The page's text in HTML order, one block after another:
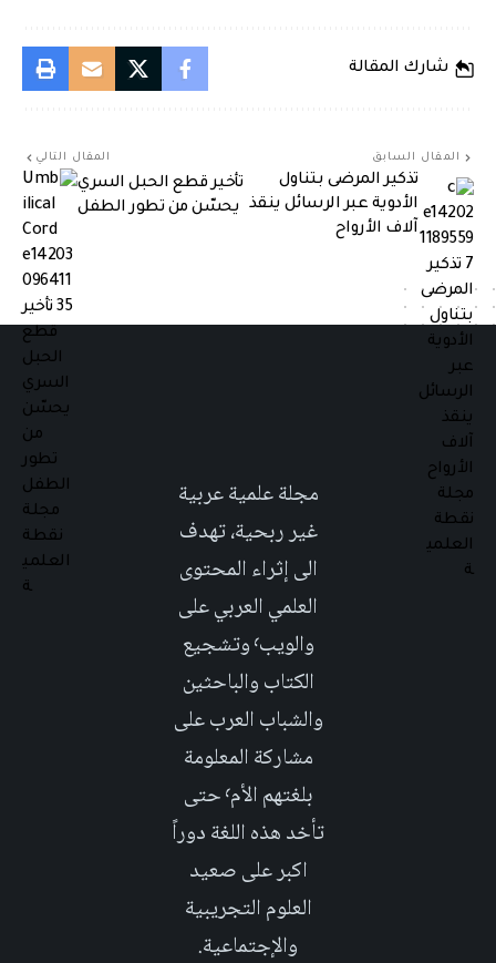
شارك المقالة
المقال السابق
تذكير المرضى بتناول
الأدوية عبر الرسائل ينقذ
آلاف الأرواح
المقال التالي
تأخير قطع الحبل السري
يحسّن من تطور الطفل
مجلة علمية عربية
غير ربحية، تهدف
الى إثراء المحتوى
العلمي العربي على
والويب٬ وتشجيع
الكتاب والباحثين
والشباب العرب على
مشاركة المعلومة
بلغتهم الأم٬ حتى
تأخد هذه اللغة دوراً
اكبر على صعيد
العلوم التجريبية
والإجتماعية.